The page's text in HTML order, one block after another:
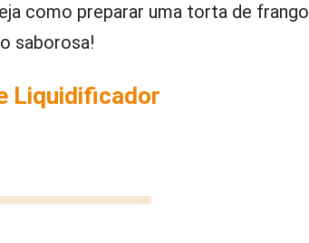
como preparar uma torta de frango
saborosa!
Liquidificador